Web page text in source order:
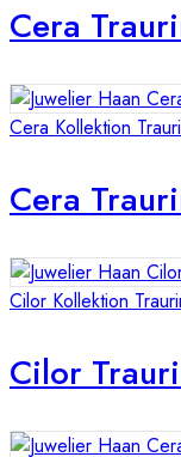
Cera
Cera Kollektion
Cera
Cilor Kollektion
Cilor